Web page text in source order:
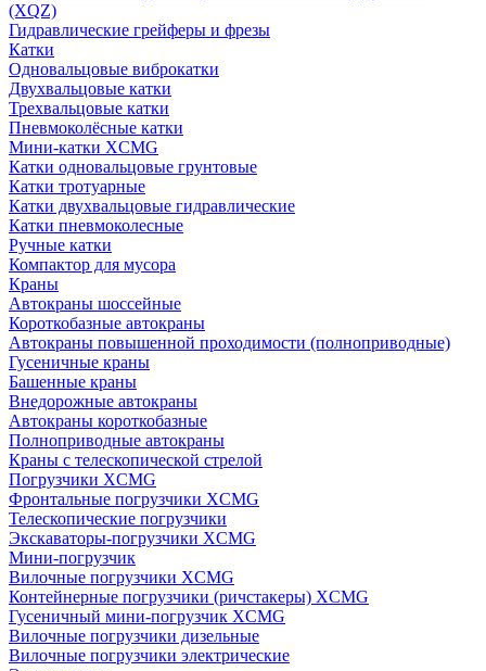
(XQZ)
Гидравлические грейферы и фрезы
Катки
Одновальцовые виброкатки
Двухвальцовые катки
Трехвальцовые катки
Пневмоколёсные катки
Мини-катки XCMG
Катки одновальцовые грунтовые
Катки тротуарные
Катки двухвальцовые гидравлические
Катки пневмоколесные
Ручные катки
Компактор для мусора
Краны
Автокраны шоссейные
Короткобазные автокраны
Автокраны повышенной проходимости (полноприводные)
Гусеничные краны
Башенные краны
Внедорожные автокраны
Автокраны короткобазные
Полноприводные автокраны
Краны с телескопической стрелой
Погрузчики XCMG
Фронтальные погрузчики XCMG
Телескопические погрузчики
Экскаваторы-погрузчики XCMG
Мини-погрузчик
Вилочные погрузчики XCMG
Контейнерные погрузчики (ричстакеры) XCMG
Гусеничный мини-погрузчик XCMG
Вилочные погрузчики дизельные
Вилочные погрузчики электрические